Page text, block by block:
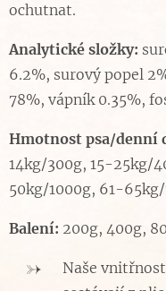
ochutnat.
Analytické složky:
6.2%, surový popel
78%, vápník 0.35%,
Hmotnost psa/denní
14kg/300g, 15-25kg/
50kg/1000g, 61-
Balení: 200g, 400g,
Naše